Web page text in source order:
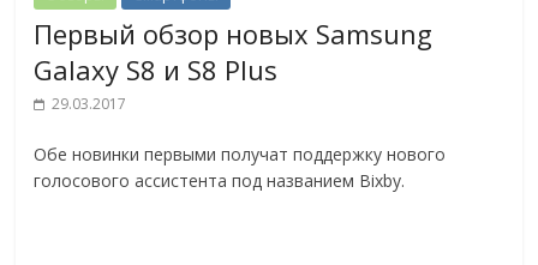
Первый обзор новых Samsung
Galaxy S8 и S8 Plus
29.03.2017
Обе новинки первыми получат поддержку нового
голосового ассистента под названием Bixby.